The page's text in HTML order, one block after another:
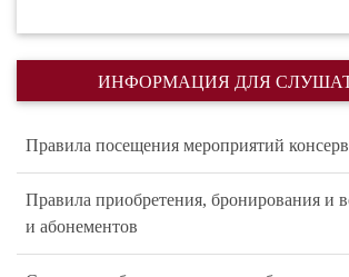
ИНФОРМАЦИЯ ДЛЯ
Правила посещения мероприятий
Правила приобретения, бронирования и
и абонементов